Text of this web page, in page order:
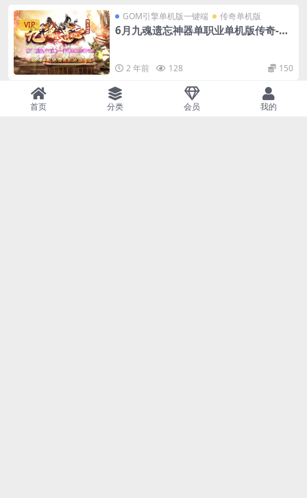
VIP
GOM引擎单机版一键端 传奇单机版
6月九魂遗忘神器单职业单机版传奇-附
2 年前 128 150
VIP
GOM引擎单机版一键端
5月KK迷失传奇单机版一键端-多大陆-
首页 分类 会员 我的